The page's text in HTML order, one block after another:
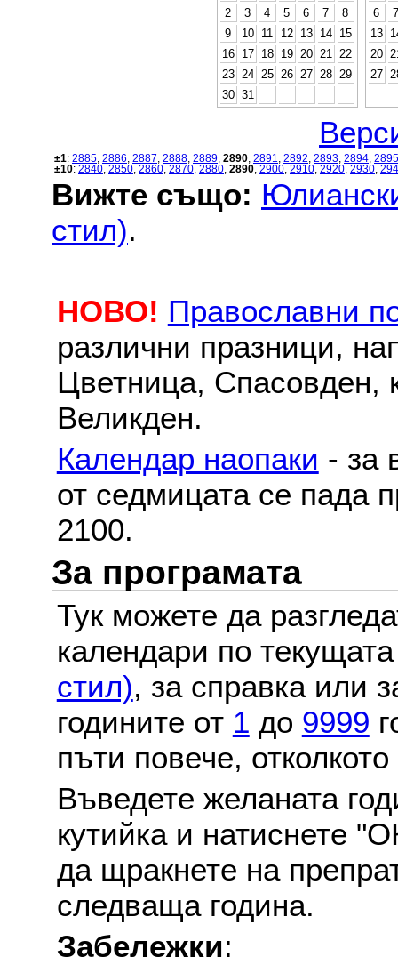
2
3 4 5 6 7
8
9
10 11 12 13 14
15
16
17 18 19 20 21
22
23
24 25 26 27 28
29
30 31
6
7
13
20
27
±1: 2885 2886 2887 2888 2889 2890 2891 2892 2893 2894 2895
±10: 2840 2850 2860 2870 2880 2890 2900 2910 2920 2930
Вижте също:
стил).
НОВО! Православни
различни празници,
Цветница, Спасовден,
Великден.
Календар наопаки - за
от седмицата се пада
2100.
За програмата
Тук можете да
календари по
стил), за справка или
годините от 1 до 9999
пъти повече,
Въведете желаната
кутийка и натиснете
да щракнете на
следваща година.
Забележки: